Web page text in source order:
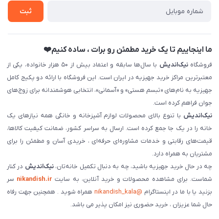
ثبت
ما اینجاییم تا یک خرید مطمئن رو برات ، ساده کنیم❤️
فروشگاهنیک‌اندیش
با سال‌ها سابقه و اعتماد بیش از ۵۰ هزار خانواده، یکی از
معتبرترین مراکز خرید جهیزیه در ایران است. این فروشگاه با ارائه دو پکیج کامل
جهیزیه به نام‌های «تبسم هستی» و «آسمانی»، انتخابی هوشمندانه برای زوج‌های
جوان فراهم کرده است.
نیک‌اندیش با تنوع بالای محصولات لوازم آشپزخانه و خانگی همه نیازهای یک
خانه را در یک جا جمع کرده است. ارسال به سراسر کشور، ضمانت کیفیت کالاها،
قیمت‌های رقابتی و خدمات مشاوره‌ای حرفه‌ای ، خریدی آسان و مطمئن را برای
مشتریان به همراه دارد.
چه در حال خرید جهیزیه باشید، چه به دنبال تکمیل خانه‌تان،نیک‌اندیش در کنار
شماست. برای مشاهده محصولات و خرید آنلاین، به سایت nikandish.ir سر
بزنید یا با ما در اینستاگرام @nikandish_kala
همراه شوید . همچنین جهت رفاه
حال شما عزیزان ، خرید حضوری نیز امکان پذیر می باشد.